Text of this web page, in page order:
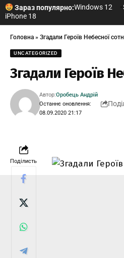
Зараз популярно:Windows 12
iPhone 18
Головна » Згадали Героїв Небесної
UNCATEGORIZED
Згадали Героїв
Останнє оновлення:
08.09.2020 21:17
Автор:Оробець Андрій
Поділисть